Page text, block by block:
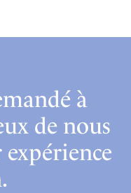
à
de nous